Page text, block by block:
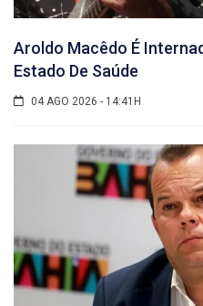
Aroldo Macêdo É
Estado De Saúde
04 AGO 2026 - 14:41H